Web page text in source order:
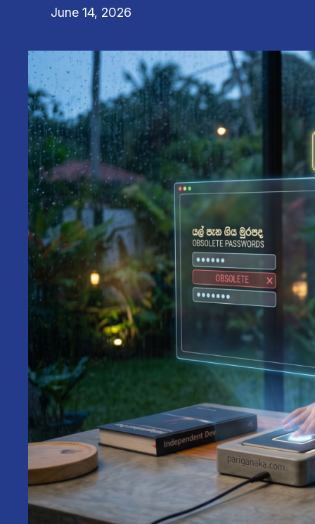
June 14, 2026